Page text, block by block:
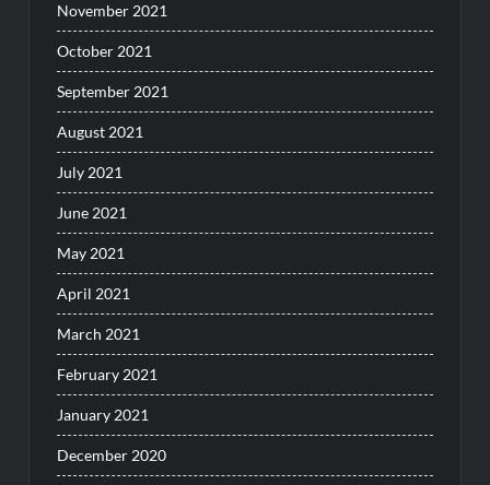
November 2021
October 2021
September 2021
August 2021
July 2021
June 2021
May 2021
April 2021
March 2021
February 2021
January 2021
December 2020